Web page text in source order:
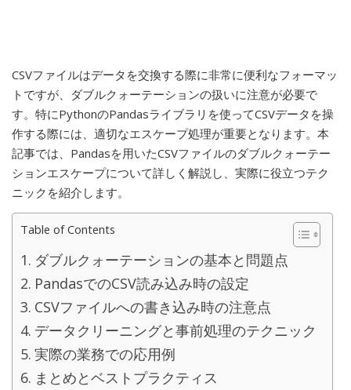
CSVファイルはデータを交換する際に非常に便利なフォーマッ
トですが、ダブルクォーテーションの扱いに注意が必要で
す。特にPythonのPandasライブラリを使ってCSVデータを操
作する際には、適切なエスケープ処理が重要となります。本
記事では、Pandasを用いたCSVファイルのダブルクォーテー
ションエスケープについて詳しく解説し、実際に役立つテク
ニックを紹介します。
Table of Contents
ダブルクォーテーションの基本と問題点
PandasでのCSV読み込み時の設定
CSVファイルへの書き込み時の注意点
データクリーニングと事前処理のテクニック
実際の業務での応用例
まとめとベストプラクティス